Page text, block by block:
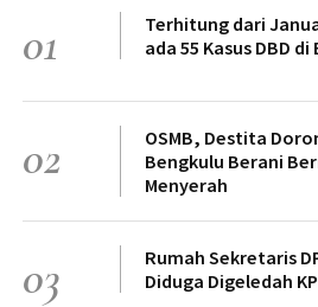
01
Terhitung dari
ada 55 Kasus DBD
02
OSMB, Destita
Bengkulu Berani
Menyerah
03
Rumah Sekretaris
Diduga Digeledah